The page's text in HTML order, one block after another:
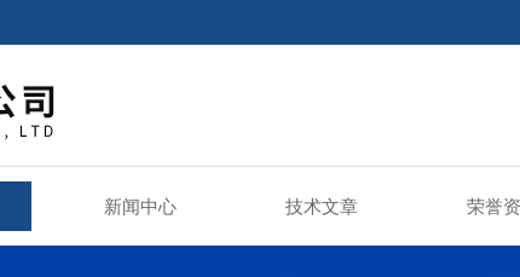
新闻中心 技术文章 荣誉